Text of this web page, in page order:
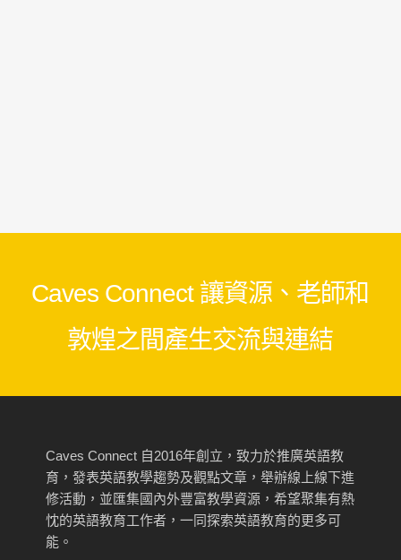
Caves Connect 讓資源、老師和
敦煌之間產生交流與連結
Caves Connect 自2016年創立，致力於推廣英語教
育，發表英語教學趨勢及觀點文章，舉辦線上線下進
修活動，並匯集國內外豐富教學資源，希望聚集有熱
忱的英語教育工作者，一同探索英語教育的更多可
能。